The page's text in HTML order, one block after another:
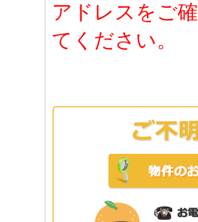
アドレスをご
てください。